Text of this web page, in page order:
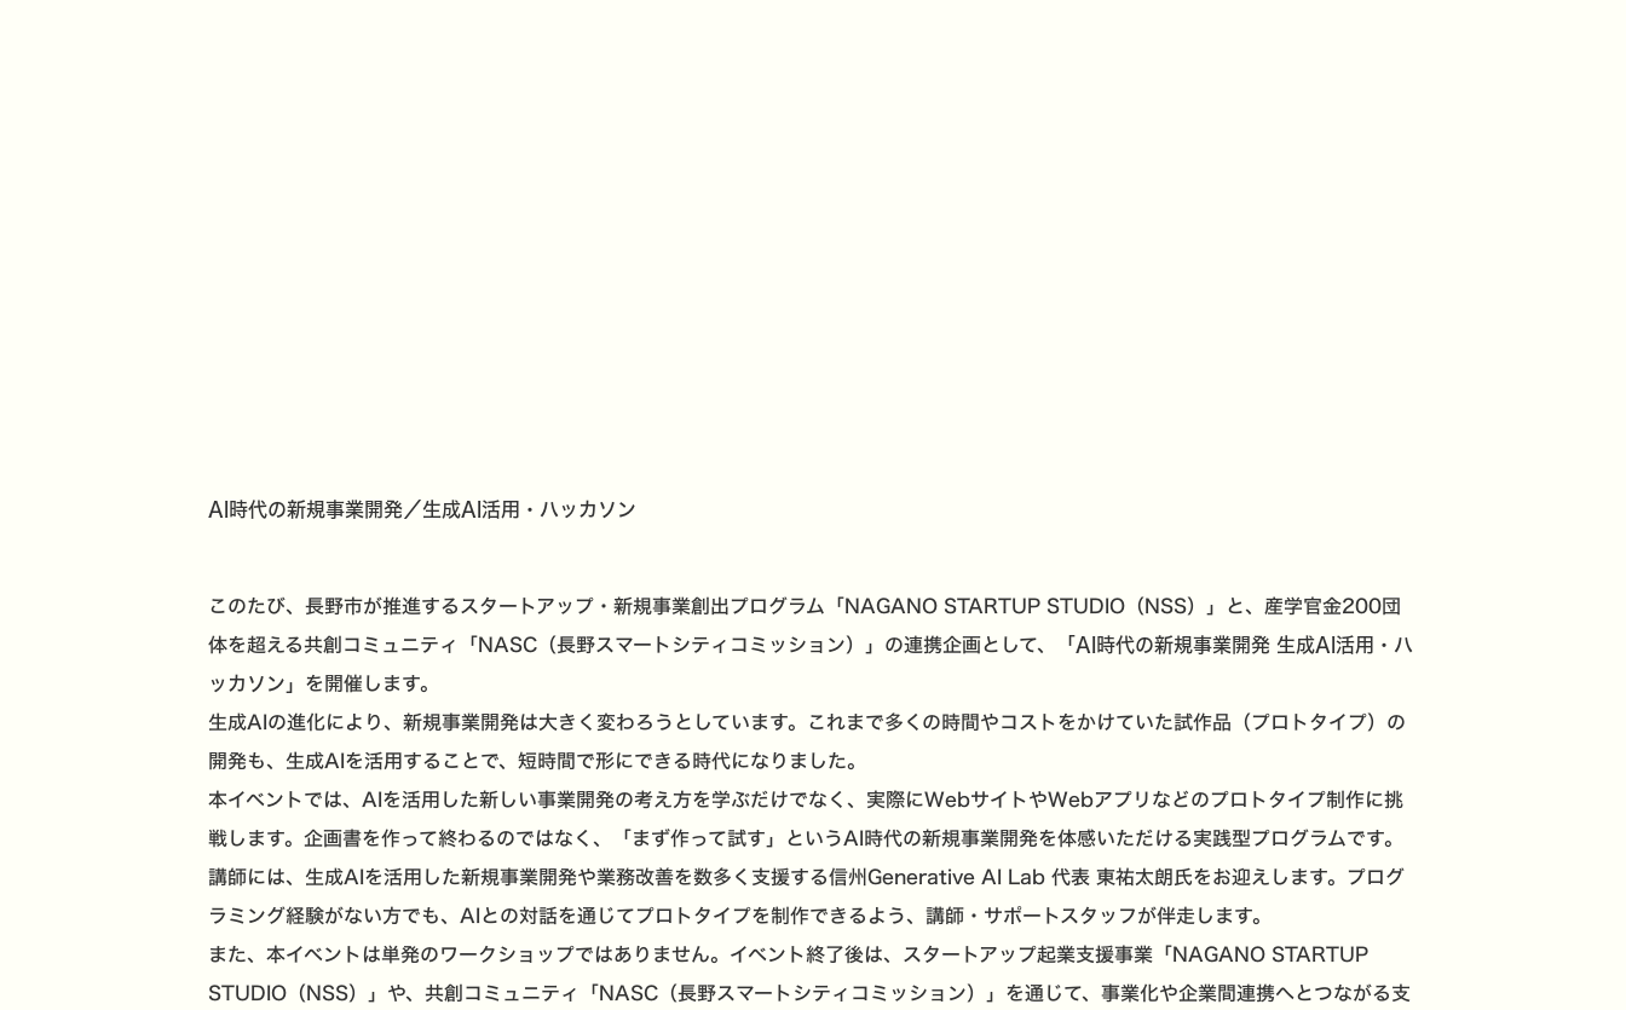
AI時代の新規事業開発／生成AI活用・ハッカソン
このたび、長野市が推進するスタートアップ・新規事業創出プログラム「NAGANO STARTUP STUDIO（NSS）」と、産学官金200団
体を超える共創コミュニティ「NASC（長野スマートシティコミッション）」の連携企画として、
「AI時代の新規事業開発 生成AI活用・ハ
ッカソン」 を開催します。
生成AIの進化により、新規事業開発は大きく変わろうとしています。これまで多くの時間やコストをかけていた試作品（プロトタイプ）の
開発も、生成AIを活用することで、短時間で形にできる時代になりました。
本イベントでは、AIを活用した新しい事業開発の考え方を学ぶだけでなく、実際にWebサイトやWebアプリなどのプロトタイプ制作に挑
戦します。企画書を作って終わるのではなく、「まず作って試す」というAI時代の新規事業開発を体感いただける実践型プログラムです。
講師には、生成AIを活用した新規事業開発や業務改善を数多く支援する信州Generative AI Lab 代表 東祐太朗氏をお迎えします。プログ
ラミング経験がない方でも、AIとの対話を通じてプロトタイプを制作できるよう、講師・サポートスタッフが伴走します。
また、本イベントは単発のワークショップではありません。イベント終了後は、スタートアップ起業支援事業「NAGANO STARTUP
STUDIO（NSS）」や、共創コミュニティ「NASC（長野スマートシティコミッション）」を通じて、事業化や企業間連携へとつながる支